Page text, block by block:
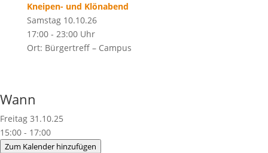
Kneipen- und Klönabend
Samstag 10.10.26
17:00 - 23:00 Uhr
Ort: Bürgertreff – Campus
Wann
Freitag 31.10.25
15:00 - 17:00
Zum Kalender hinzufügen